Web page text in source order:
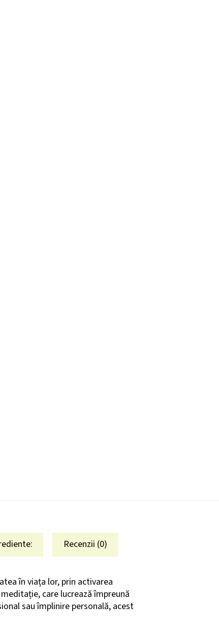
Recenzii (0)
în viața lor, prin activarea
care lucrează împreună
sau împlinire personală, acest